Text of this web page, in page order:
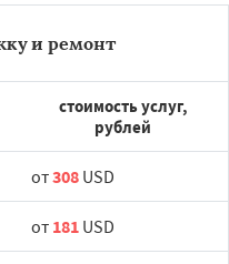
и ремонт
стоимость услуг,
рублей
от308 USD
от 181 USD